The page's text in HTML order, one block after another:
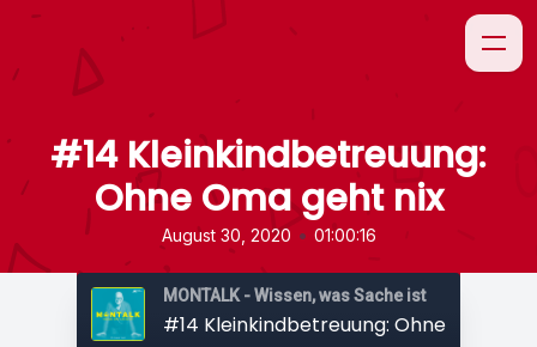
#14 Kleinkindbetreuung:
Ohne Oma geht nix
August 30, 2020 • 01:00:16
MONTALK - Wissen, was Sache ist
#14 Kleinkindbetreuung: Ohne Oma